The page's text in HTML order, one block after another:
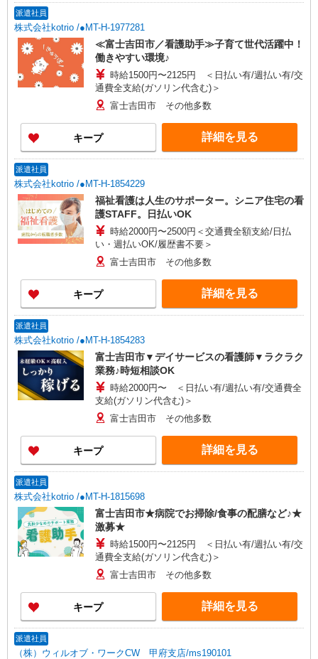
派遣社員
株式会社kotrio /●MT-H-1977281
≪富士吉田市／看護助手≫子育て世代活躍中！
働きやすい環境♪
時給1500円〜2125円 ＜日払い有/週払い有/交
通費全支給(ガソリン代含む)＞
富士吉田市 その他多数
キープ 詳細を見る
派遣社員
株式会社kotrio /●MT-H-1854229
福祉看護は人生のサポーター。シニア住宅の看
護STAFF。日払いOK
時給2000円〜2500円＜交通費全額支給/日払
い・週払いOK/履歴書不要＞
富士吉田市 その他多数
キープ 詳細を見る
派遣社員
株式会社kotrio /●MT-H-1854283
富士吉田市▼デイサービスの看護師▼ラクラク
業務♪時短相談OK
時給2000円〜 ＜日払い有/週払い有/交通費全
支給(ガソリン代含む)＞
富士吉田市 その他多数
キープ 詳細を見る
派遣社員
株式会社kotrio /●MT-H-1815698
富士吉田市★病院でお掃除/食事の配膳など♪★
激募★
時給1500円〜2125円 ＜日払い有/週払い有/交
通費全支給(ガソリン代含む)＞
富士吉田市 その他多数
キープ 詳細を見る
派遣社員
（株）ウィルオブ・ワークCW 甲府支店/ms190101